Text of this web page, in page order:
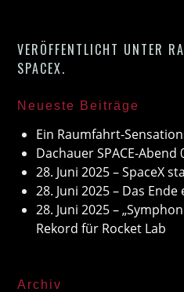
VERÖFFENTLICHT UNTER
SPACEX.
Neueste Beiträge
Ein Raumfahrt-
Dachauer SPACE-Abend
28. Juni 2025 – SpaceX
28. Juni 2025 – Das
28. Juni 2025 –
Rekord für Rocket Lab
Archiv